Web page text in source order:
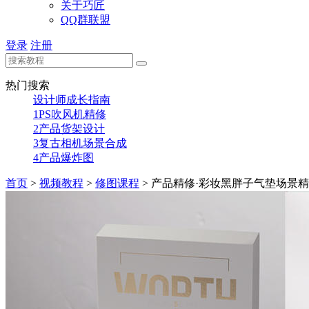
关于巧匠
QQ群联盟
登录 注册
热门搜索
设计师成长指南
1PS吹风机精修
2产品货架设计
3复古相机场景合成
4产品爆炸图
首页 > 视频教程 > 修图课程 > 产品精修·彩妆黑胖子气垫场景